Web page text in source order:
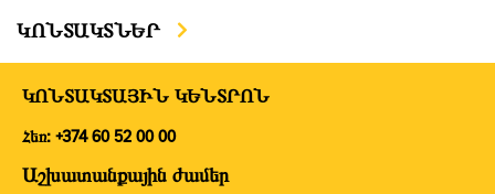
ԿՈՆՏԱԿՏՆԵՐ
ԿՈՆՏԱԿՏԱՅԻՆ ԿԵՆՏՐՈՆ
Հեռ: +374 60 52 00 00
Աշխատանքային ժամեր